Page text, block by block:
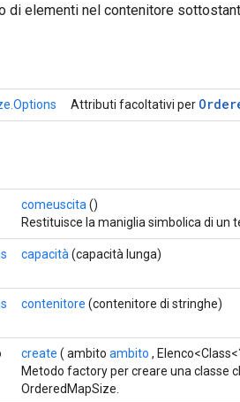
di elementi nel contenitore
Attributi facoltativi per
comeuscita ()
Restituisce la maniglia simbolica di un
capacità (capacità lunga)
contenitore (contenitore di stringhe)
create ( ambito ambito ,
Metodo factory per creare una classe
OrderedMapSize.